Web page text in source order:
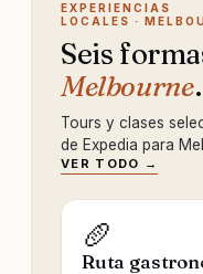
EXPERIENCIAS
LOCALES ·
Seis
Melbourne.
Tours y clases
de Expedia para
VER TODO →
🥖
Ruta